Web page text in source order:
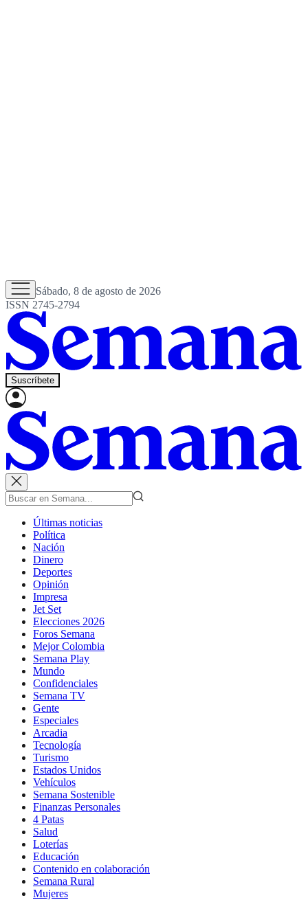
Sábado, 8 de agosto de 2026
ISSN 2745-2794
Suscríbete
Últimas noticias
Política
Nación
Dinero
Deportes
Opinión
Impresa
Jet Set
Elecciones 2026
Foros Semana
Mejor Colombia
Semana Play
Mundo
Confidenciales
Semana TV
Gente
Especiales
Arcadia
Tecnología
Turismo
Estados Unidos
Vehículos
Semana Sostenible
Finanzas Personales
4 Patas
Salud
Loterías
Educación
Contenido en colaboración
Semana Rural
Mujeres